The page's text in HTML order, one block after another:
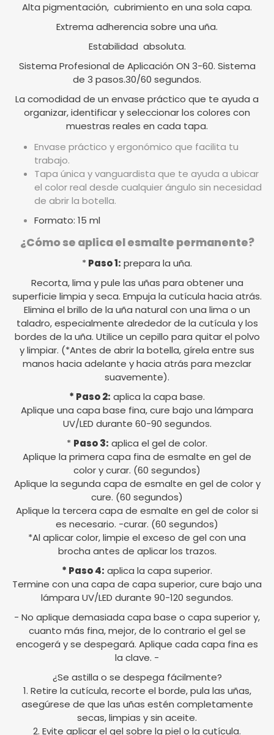
Alta pigmentación, cubrimiento en una sola capa.
Extrema adherencia sobre una uña.
Estabilidad absoluta.
Sistema Profesional de Aplicación ON 3-60. Sistema
de 3 pasos.30/60 segundos.
La comodidad de un envase práctico que te ayuda a
organizar, identificar y seleccionar los colores con
muestras reales en cada tapa.
Envase práctico y ergonómico que facilita tu
trabajo.
Tapa única y vanguardista que te ayuda a ubicar
el color real desde cualquier ángulo sin necesidad
de abrir la botella.
Formato: 15 ml
¿Cómo se aplica el esmalte permanente?
*Paso 1: prepara la uña.
Recorta, lima y pule las uñas para obtener una
superficie limpia y seca. Empuja la cutícula hacia atrás.
Elimina el brillo de la uña natural con una lima o un
taladro, especialmente alrededor de la cutícula y los
bordes de la uña. Utilice un cepillo para quitar el polvo
y limpiar. (*Antes de abrir la botella, gírela entre sus
manos hacia adelante y hacia atrás para mezclar
suavemente).
* Paso 2: aplica la capa base.
Aplique una capa base fina, cure bajo una lámpara
UV/LED durante 60-90 segundos.
* Paso 3: aplica el gel de color.
Aplique la primera capa fina de esmalte en gel de
color y curar. (60 segundos)
Aplique la segunda capa de esmalte en gel de color y
cure. (60 segundos)
Aplique la tercera capa de esmalte en gel de color si
es necesario. -curar. (60 segundos)
*Al aplicar color, limpie el exceso de gel con una
brocha antes de aplicar los trazos.
* Paso 4: aplica la capa superior.
Termine con una capa de capa superior, cure bajo una
lámpara UV/LED durante 90-120 segundos.
- No aplique demasiada capa base o capa superior y,
cuanto más fina, mejor, de lo contrario el gel se
encogerá y se despegará. Aplique cada capa fina es
la clave. -
¿Se astilla o se despega fácilmente?
1. Retire la cutícula, recorte el borde, pula las uñas,
asegúrese de que las uñas estén completamente
secas, limpias y sin aceite.
2. Evite aplicar el gel sobre la piel o la cutícula.